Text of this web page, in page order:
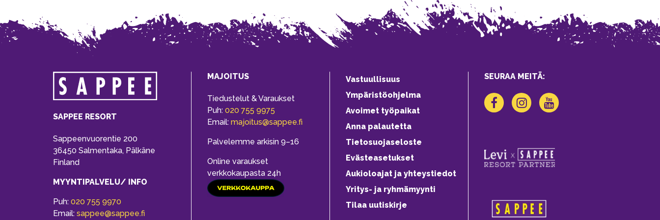
SAPPEE RESORT
Sappeenvuorentie 200
36450 Salmentaka, Pälkäne
Finland
MYYNTIPALVELU/ INFO
Puh: 020 755 9970
Email: sappee@sappee.fi
MAJOITUS
Tiedustelut & Varaukset
Puh: 020 755 9975
Email: majoitus@sappee.fi
Palvelemme arkisin 9–16
Online varaukset
verkkokaupasta 24h
Vastuullisuus
Ympäristöohjelma
Avoimet työpaikat
Anna palautetta
Tietosuojaseloste
Evästeasetukset
Aukioloajat ja yhteystiedot
Yritys- ja ryhmämyynti
Tilaa uutiskirje
SEURAA MEITÄ: